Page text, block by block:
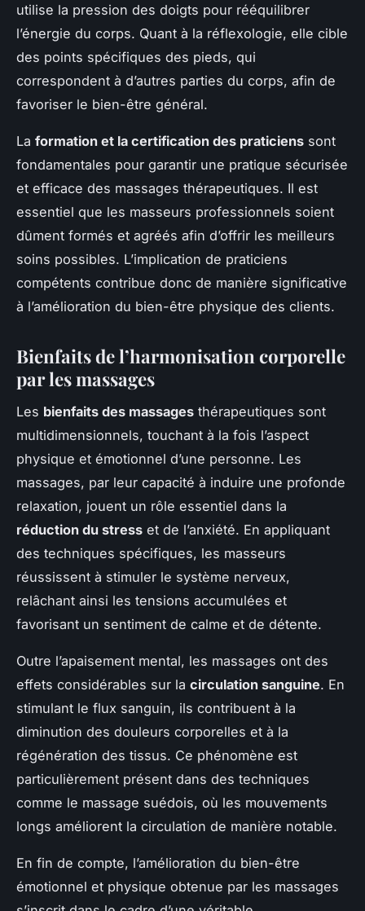
utilise la pression des doigts pour rééquilibrer
l’énergie du corps. Quant à la réflexologie, elle cible
des points spécifiques des pieds, qui
correspondent à d’autres parties du corps, afin de
favoriser le bien-être général.
La formation et la certification des praticiens sont
fondamentales pour garantir une pratique sécurisée
et efficace des massages thérapeutiques. Il est
essentiel que les masseurs professionnels soient
dûment formés et agréés afin d’offrir les meilleurs
soins possibles. L’implication de praticiens
compétents contribue donc de manière significative
à l’amélioration du bien-être physique des clients.
Bienfaits de l’harmonisation corporelle
par les massages
Les bienfaits des massages thérapeutiques sont
multidimensionnels, touchant à la fois l’aspect
physique et émotionnel d’une personne. Les
massages, par leur capacité à induire une profonde
relaxation, jouent un rôle essentiel dans la
réduction du stress et de l’anxiété. En appliquant
des techniques spécifiques, les masseurs
réussissent à stimuler le système nerveux,
relâchant ainsi les tensions accumulées et
favorisant un sentiment de calme et de détente.
Outre l’apaisement mental, les massages ont des
effets considérables sur la circulation sanguine. En
stimulant le flux sanguin, ils contribuent à la
diminution des douleurs corporelles et à la
régénération des tissus. Ce phénomène est
particulièrement présent dans des techniques
comme le massage suédois, où les mouvements
longs améliorent la circulation de manière notable.
En fin de compte, l’amélioration du bien-être
émotionnel et physique obtenue par les massages